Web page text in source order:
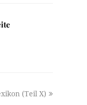
(Teil X)